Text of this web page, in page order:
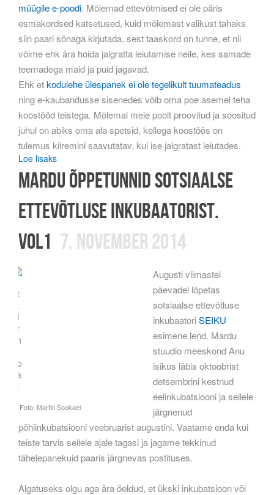
müügile e-poodi. Mõlemad ettevõtmised ei ole päris
esmakordsed katsetused, kuid mõlemast valikust tahaks
siin paari sõnaga kirjutada, sest taaskord on tunne, et nii
võime ehk ära hoida jalgratta leiutamise neile, kes samade
teemadega maid ja puid jagavad.
Ehk etkodulehe ülespanek ei ole tegelikult tuumateadus
ning e-kaubandusse sisenedes võib oma poe asemel teha
koostööd teistega. Mõlemal meie poolt proovitud ja soositud
juhul on abiks oma ala spetsid, kellega koostöös on
tulemus kiiremini saavutatav, kui ise jalgratast leiutades.
Loe lisaks
Mardu õppetunnid sotsiaalse
ettevõtluse inkubaatorist.
Vol1 7. november 2014
Augusti viimastel
päevadel lõpetas
sotsiaalse ettevõtluse
inkubaatoriSEIKU
esimene lend. Mardu
stuudio meeskond Anu
isikus läbis oktoobrist
detsembrini kestnud
eelinkubatsiooni ja sellele
järgnenud
põhiinkubatsiooni veebruarist augustini. Vaatame enda kui
teiste tarvis sellele ajale tagasi ja jagame tekkinud
tähelepanekuid paaris järgnevas postituses.
Algatuseks olgu aga ära öeldud, et ükski inkubatsioon või